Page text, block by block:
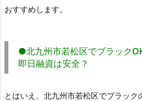
おすすめします。
●北九州市若松区でブラック
即日融資は安全？
とはいえ、北九州市若松区でブラック